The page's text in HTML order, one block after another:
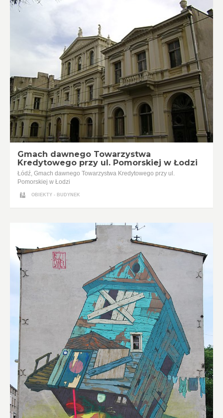
Gmach dawnego Towarzystwa
Kredytowego przy ul. Pomorskiej w Łodzi
Łódź, Gmach dawnego Towarzystwa Kredytowego przy ul.
Pomorskiej w Łodzi
OBIEKTY - BUDYNEK